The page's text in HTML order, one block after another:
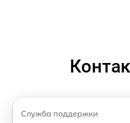
Служба поддержки